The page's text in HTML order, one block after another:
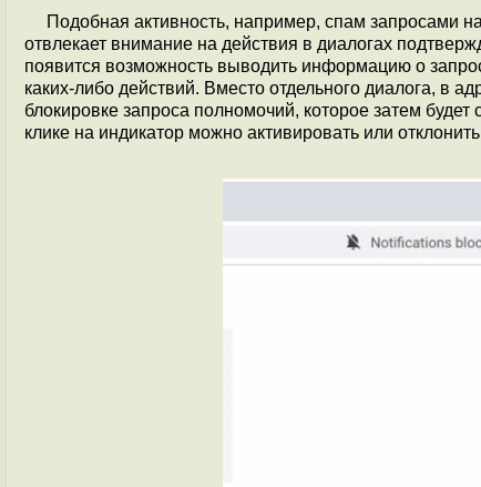
Подобная активность, например, спам запросами
отвлекает внимание на действия в диалогах
появится возможность выводить информацию о
каких-либо действий. Вместо отдельного диалога, в
блокировке запроса полномочий, которое затем
клике на индикатор можно активировать или